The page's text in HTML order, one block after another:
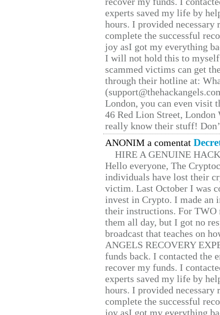
experts saved my life by
hours. I provided
complete the successful
joy asI got my everything
I will not hold this to
scammed victims can get
through their hotline at:
London, you can even visit
46 Red Lion Street, London
really know their stuff!
ANONIM a comentat
HIRE A GENUINE
Hello everyone, The
individuals have lost their
victim. Last October I was
invest in Crypto. I made
their instructions. For TWO
them all day, but I got no
broadcast that teaches on
ANGELS RECOVERY
funds back. I contacted the
recover my funds. I
experts saved my life by
hours. I provided
complete the successful
joy asI got my everything